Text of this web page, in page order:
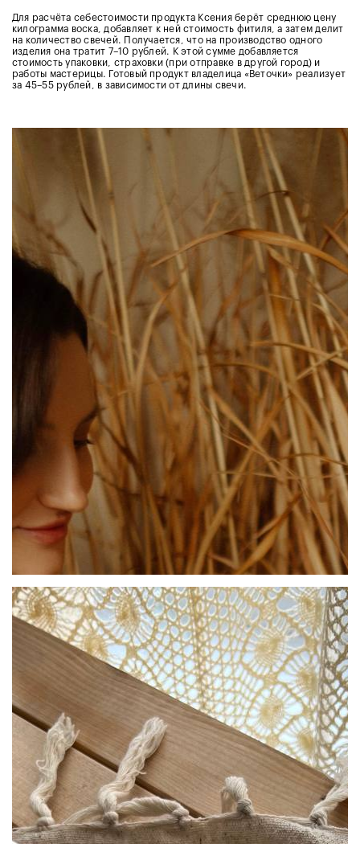
Для расчёта себестоимости продукта Ксения берёт среднюю цену
килограмма воска, добавляет к ней стоимость фитиля, а затем делит
на количество свечей. Получается, что на производство одного
изделия она тратит 7–10 рублей. К этой сумме добавляется
стоимость упаковки, страховки (при отправке в другой город) и
работы мастерицы. Готовый продукт владелица «Веточки» реализует
за 45–55 рублей, в зависимости от длины свечи.